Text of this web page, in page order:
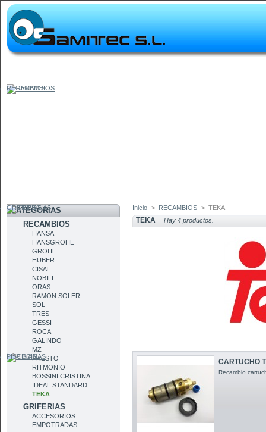
RECAMBIOS
GRIFERIAS
PISCINAS
CATEGORÍAS
RECAMBIOS
HANSA
HANSGROHE
GROHE
HUBER
CISAL
NOBILI
ORAS
RAMON SOLER
SOL
TRES
GESSI
ROCA
GALINDO
MZ
PRESTO
RITMONIO
BOSSINI CRISTINA
IDEAL STANDARD
TEKA
GRIFERIAS
ACCESORIOS
EMPOTRADAS
Inicio > RECAMBIOS > TEKA
TEKA Hay 4 productos.
CARTUCHO
Recambio